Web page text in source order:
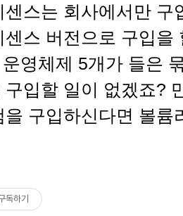
센스는 회사에서만
센스 버전으로 구입
영체제 5개가 들은
구입할 일이 없겠죠?
을 구입하신다면 볼
독하기